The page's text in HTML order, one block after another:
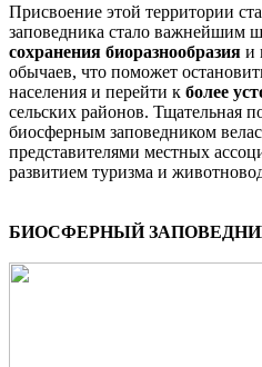
Присвоение этой территории
заповедника стало важнейшим
сохранения биоразнообразия и
обычаев, что поможет
населения и перейти к более
сельских районов. Тщательная
биосферным заповедником
представителями местных
развитием туризма и
БИОСФЕРНЫЙ